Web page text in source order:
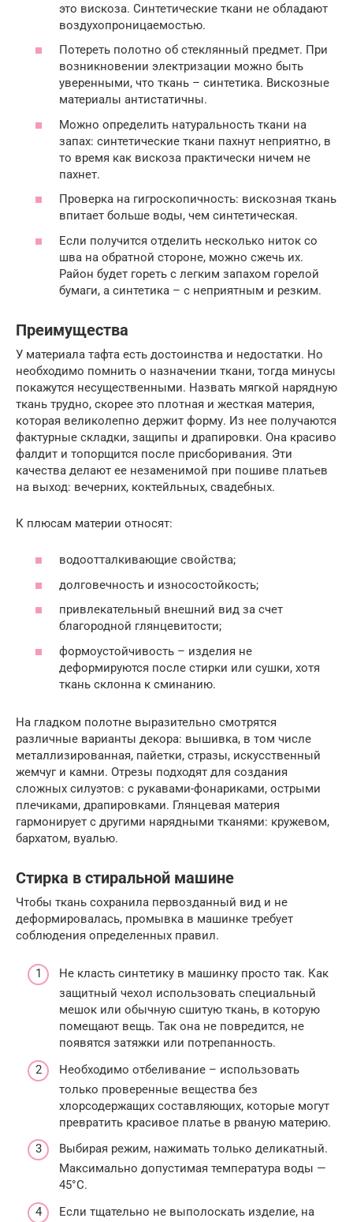
это вискоза. Синтетические ткани не обладают
воздухопроницаемостью.
Потереть полотно об стеклянный предмет. При
возникновении электризации можно быть
уверенными, что ткань – синтетика. Вискозные
материалы антистатичны.
Можно определить натуральность ткани на
запах: синтетические ткани пахнут неприятно, в
то время как вискоза практически ничем не
пахнет.
Проверка на гигроскопичность: вискозная ткань
впитает больше воды, чем синтетическая.
Если получится отделить несколько ниток со
шва на обратной стороне, можно сжечь их.
Район будет гореть с легким запахом горелой
бумаги, а синтетика – с неприятным и резким.
Преимущества
У материала тафта есть достоинства и недостатки. Но
необходимо помнить о назначении ткани, тогда минусы
покажутся несущественными. Назвать мягкой нарядную
ткань трудно, скорее это плотная и жесткая материя,
которая великолепно держит форму. Из нее получаются
фактурные складки, защипы и драпировки. Она красиво
фалдит и топорщится после присборивания. Эти
качества делают ее незаменимой при пошиве платьев
на выход: вечерних, коктейльных, свадебных.
К плюсам материи относят:
водоотталкивающие свойства;
долговечность и износостойкость;
привлекательный внешний вид за счет
благородной глянцевитости;
формоустойчивость – изделия не
деформируются после стирки или сушки, хотя
ткань склонна к сминанию.
На гладком полотне выразительно смотрятся
различные варианты декора: вышивка, в том числе
металлизированная, пайетки, стразы, искусственный
жемчуг и камни. Отрезы подходят для создания
сложных силуэтов: с рукавами-фонариками, острыми
плечиками, драпировками. Глянцевая материя
гармонирует с другими нарядными тканями: кружевом,
бархатом, вуалью.
Стирка в стиральной машине
Чтобы ткань сохранила первозданный вид и не
деформировалась, промывка в машинке требует
соблюдения определенных правил.
Не класть синтетику в машинку просто так. Как
защитный чехол использовать специальный
мешок или обычную сшитую ткань, в которую
помещают вещь. Так она не повредится, не
появятся затяжки или потрепанность.
Необходимо отбеливание – использовать
только проверенные вещества без
хлорсодержащих составляющих, которые могут
превратить красивое платье в рваную материю.
Выбирая режим, нажимать только деликатный.
Максимально допустимая температура воды —
45°С.
Если тщательно не выполоскать изделие, на